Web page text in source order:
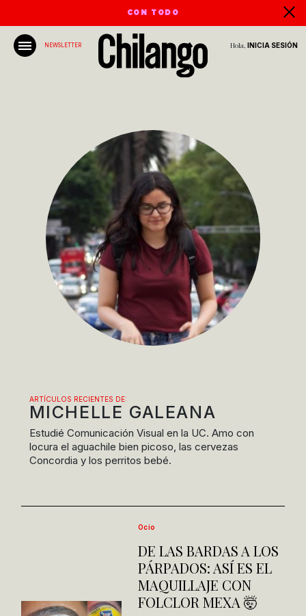
CON TODO
NEWSLETTER Hola, INICIA SESIÓN
ARTÍCULOS RECIENTES DE:
MICHELLE GALEANA
Estudié Comunicación Visual en la UC. Amo con
locura el aguachile bien picoso, las cervezas
Concordia y los perritos bebé.
Ocio
DE LAS BARDAS A LOS
PÁRPADOS: ASÍ ES EL
MAQUILLAJE CON
FOLCLOR MEXA 🤯